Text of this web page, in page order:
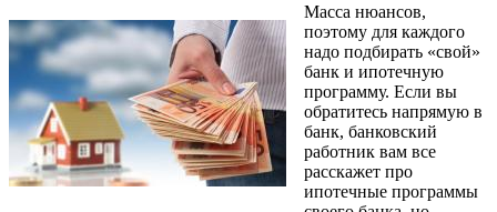
Масса нюансов,
поэтому для каждого
надо подбирать «свой»
банк и ипотечную
программу. Если вы
обратитесь напрямую в
банк, банковский
работник вам все
расскажет про
ипотечные программы